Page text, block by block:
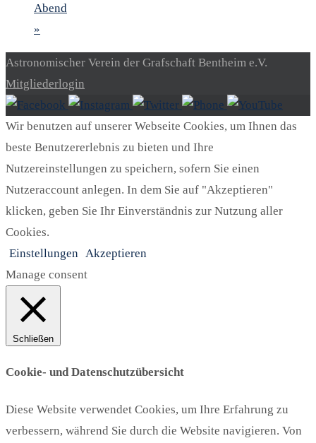
Abend
»
Astronomischer Verein der Grafschaft Bentheim e.V.
Mitgliederlogin
Wir benutzen auf unserer Webseite Cookies, um Ihnen das
beste Benutzererlebnis zu bieten und Ihre
Nutzereinstellungen zu speichern, sofern Sie einen
Nutzeraccount anlegen. In dem Sie auf "Akzeptieren"
klicken, geben Sie Ihr Einverständnis zur Nutzung aller
Cookies.
Einstellungen Akzeptieren
Manage consent
Schließen
Cookie- und Datenschutzübersicht
Diese Website verwendet Cookies, um Ihre Erfahrung zu
verbessern, während Sie durch die Website navigieren. Von